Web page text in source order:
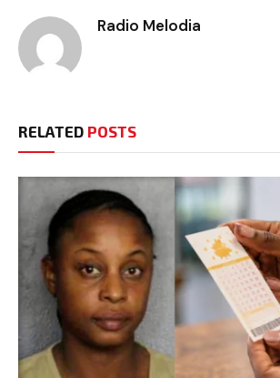
Radio Melodia
RELATED POSTS